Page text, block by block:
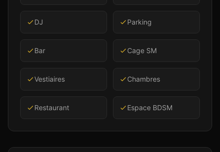
DJ Parking
Bar Cage SM
Vestiaires Chambres
Restaurant Espace BDSM